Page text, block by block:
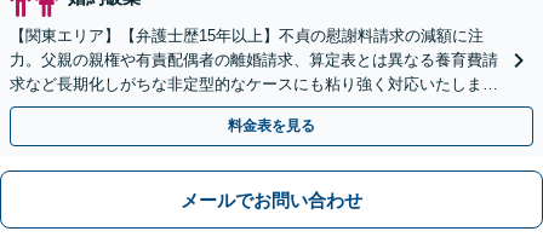
【関東エリア】【弁護士歴15年以上】不貞の慰謝料請求の減額に注
力。父親の親権や有責配偶者の離婚請求、算定表とは異なる養育費請
求など長期化しがちな非定型的なケースにも粘り強く対応いたしま
す。【初回相談30分無料】【休日・夜間相談可】
料金表を見る
メールでお問い合わせ